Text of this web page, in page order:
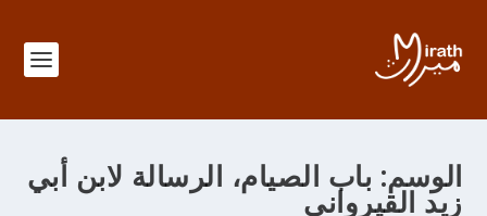
الوسم: باب الصيام، الرسالة لابن أبي
زيد القيرواني